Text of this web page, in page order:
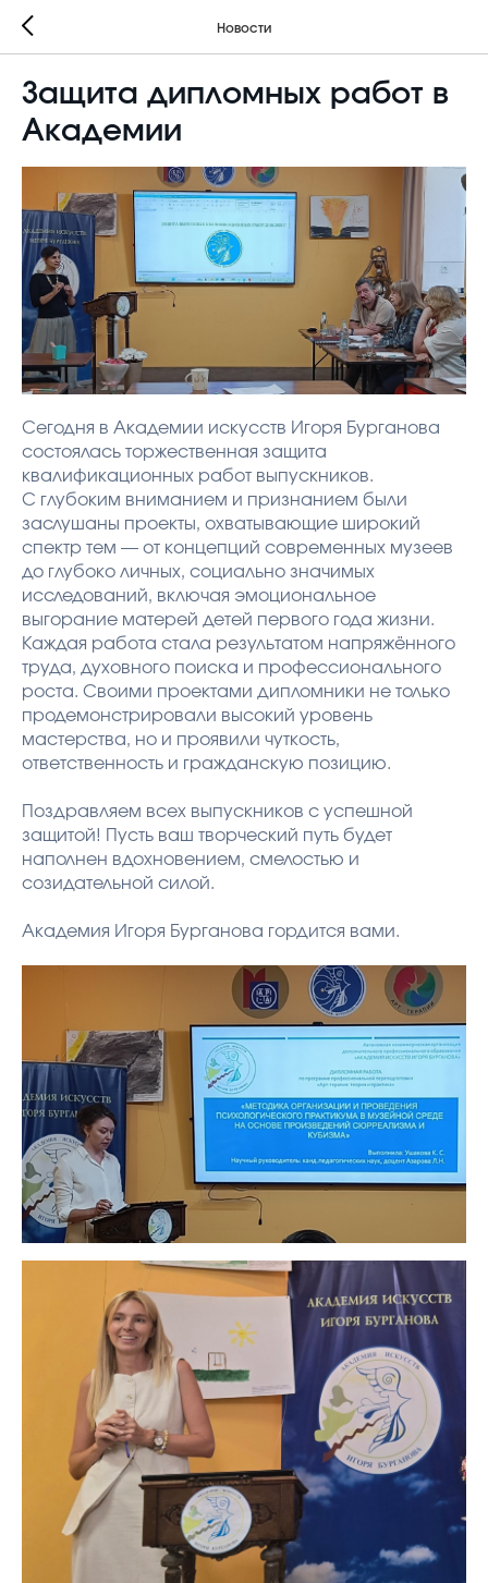
Новости
Защита дипломных работ в
Академии
Сегодня в Академии искусств Игоря Бурганова
состоялась торжественная защита
квалификационных работ выпускников.
С глубоким вниманием и признанием были
заслушаны проекты, охватывающие широкий
спектр тем — от концепций современных музеев
до глубоко личных, социально значимых
исследований, включая эмоциональное
выгорание матерей детей первого года жизни.
Каждая работа стала результатом напряжённого
труда, духовного поиска и профессионального
роста. Своими проектами дипломники не только
продемонстрировали высокий уровень
мастерства, но и проявили чуткость,
ответственность и гражданскую позицию.
Поздравляем всех выпускников с успешной
защитой! Пусть ваш творческий путь будет
наполнен вдохновением, смелостью и
созидательной силой.
Академия Игоря Бурганова гордится вами.